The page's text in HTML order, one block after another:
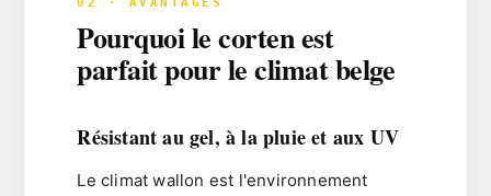
Pourquoi le corten est
parfait pour le climat belge
Résistant au gel, à la pluie et aux UV
Le climat wallon est l'environnement